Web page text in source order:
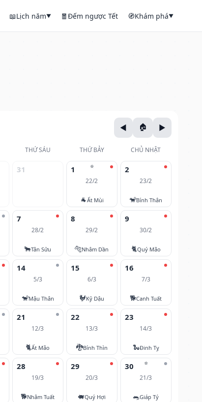
📖Lịch năm▼ 🧧Đếm ngược Tết 🧭Khám phá▼
THỨ SÁU THỨ BẢY CHỦ NHẬT
31 ⭐
1
22/2
🐐Ất Mùi
2
23/2
🐒Bính Thân
7
28/2
🐂Tân Sửu
8
29/2
🐅Nhâm Dần
9
30/2
🐈Quý Mão
14
5/3
🐒Mậu Thân
15
6/3
🐓Kỷ Dậu
16
7/3
🐕Canh Tuất
21
12/3
🐈Ất Mão
22
13/3
🐉Bính Thìn
23
14/3
🐍Đinh Tỵ
28
19/3
🐕Nhâm Tuất
29
20/3
🐖Quý Hợi
⭐
30
21/3
🐀Giáp Tý